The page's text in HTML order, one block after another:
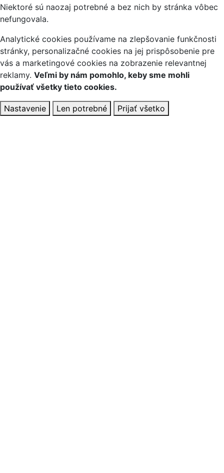
Niektoré sú naozaj potrebné a bez nich by stránka vôbec
nefungovala.
Analytické cookies používame na zlepšovanie funkčnosti
stránky, personalizačné cookies na jej prispôsobenie pre
vás a marketingové cookies na zobrazenie relevantnej
reklamy. Veľmi by nám pomohlo, keby sme mohli
používať všetky tieto cookies.
Nastavenie Len potrebné Prijať všetko